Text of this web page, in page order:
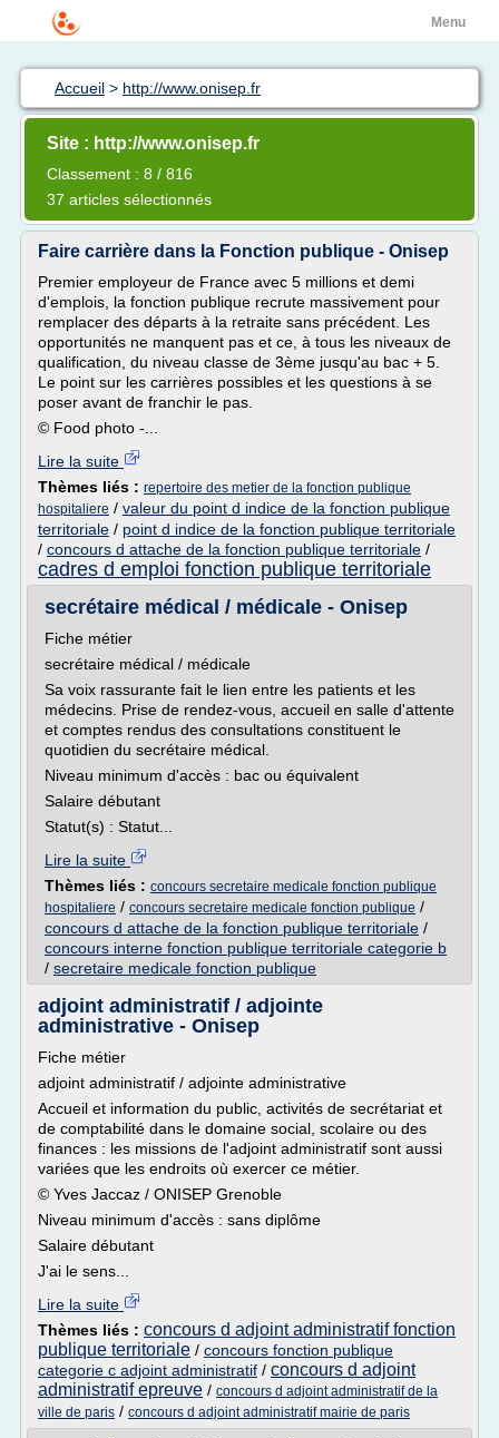
Menu
Accueil > http://www.onisep.fr
Site : http://www.onisep.fr
Classement : 8 / 816
37 articles sélectionnés
Faire carrière dans la Fonction publique - Onisep
Premier employeur de France avec 5 millions et demi
d'emplois, la fonction publique recrute massivement pour
remplacer des départs à la retraite sans précédent. Les
opportunités ne manquent pas et ce, à tous les niveaux de
qualification, du niveau classe de 3ème jusqu'au bac + 5.
Le point sur les carrières possibles et les questions à se
poser avant de franchir le pas.
© Food photo -...
Lire la suite
Thèmes liés : repertoire des metier de la fonction publique
hospitaliere / valeur du point d indice de la fonction publique
territoriale / point d indice de la fonction publique territoriale
/ concours d attache de la fonction publique territoriale /
cadres d emploi fonction publique territoriale
secrétaire médical / médicale - Onisep
Fiche métier
secrétaire médical / médicale
Sa voix rassurante fait le lien entre les patients et les
médecins. Prise de rendez-vous, accueil en salle d'attente
et comptes rendus des consultations constituent le
quotidien du secrétaire médical.
Niveau minimum d'accès : bac ou équivalent
Salaire débutant
Statut(s) : Statut...
Lire la suite
Thèmes liés : concours secretaire medicale fonction publique
hospitaliere / concours secretaire medicale fonction publique /
concours d attache de la fonction publique territoriale /
concours interne fonction publique territoriale categorie b
/ secretaire medicale fonction publique
adjoint administratif / adjointe
administrative - Onisep
Fiche métier
adjoint administratif / adjointe administrative
Accueil et information du public, activités de secrétariat et
de comptabilité dans le domaine social, scolaire ou des
finances : les missions de l'adjoint administratif sont aussi
variées que les endroits où exercer ce métier.
© Yves Jaccaz / ONISEP Grenoble
Niveau minimum d'accès : sans diplôme
Salaire débutant
J'ai le sens...
Lire la suite
Thèmes liés : concours d adjoint administratif fonction
publique territoriale / concours fonction publique
categorie c adjoint administratif / concours d adjoint
administratif epreuve / concours d adjoint administratif de la
ville de paris / concours d adjoint administratif mairie de paris